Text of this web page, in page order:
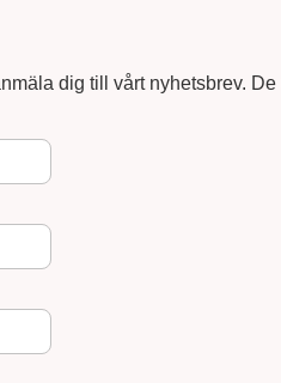
dig till vårt nyhetsbrev.